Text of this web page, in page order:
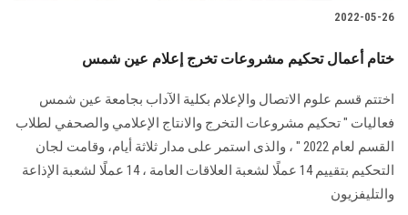
سجل الان
2022-05-26
ختام أعمال تحكيم مشروعات تخرج إعلام عين شمس
اختتم قسم علوم الاتصال والإعلام بكلية الآداب بجامعة عين شمس
فعاليات " تحكيم مشروعات التخرج والانتاج الإعلامي والصحفي لطلاب
القسم لعام 2022 " ، والذى استمر على مدار ثلاثة أيام، وقامت لجان
التحكيم بتقييم 14 عملًا لشعبة العلاقات العامة ، 14 عملًا لشعبة الإذاعة
والتليفزيون